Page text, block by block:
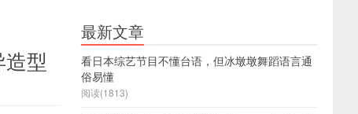
型
最新文章
看日本综艺节目不懂台语，但冰墩墩舞蹈语言通
俗易懂
阅读(1813)